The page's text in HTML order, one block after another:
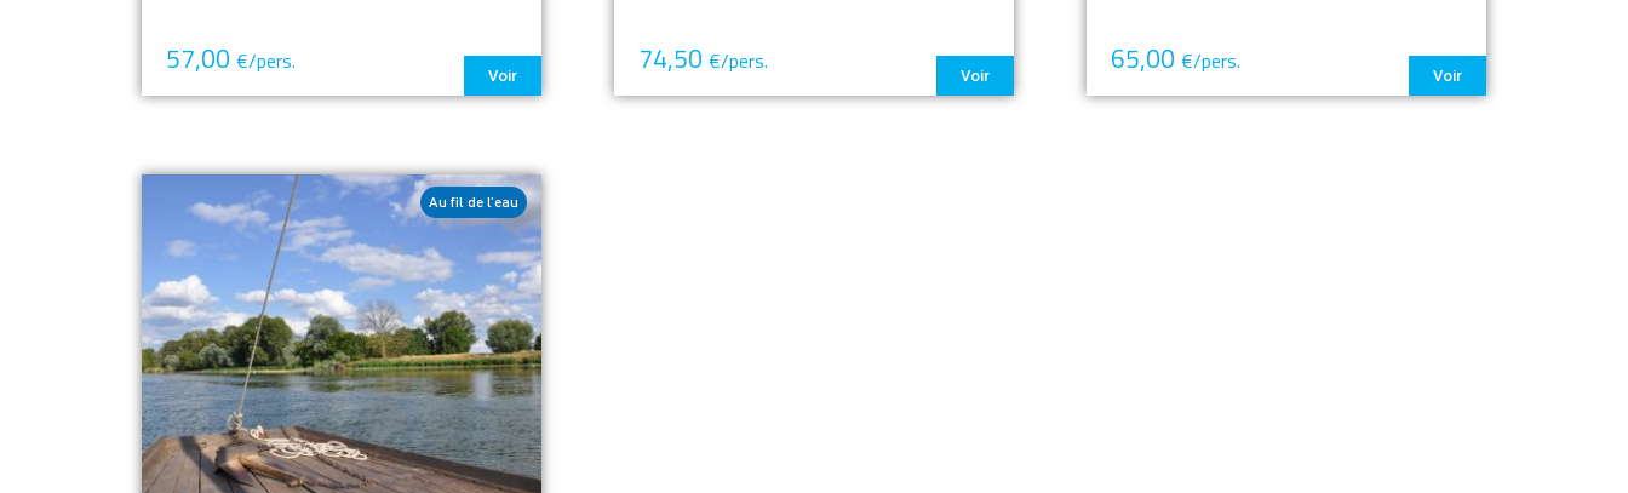
57,00 €/pers.
Voir 74,50 €/pers.
Voir 65,00 €/pers.
Voir
Au fil de l’eau